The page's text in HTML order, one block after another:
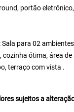
portão
Sala para 02
cozinha ótima, área de
terraço com vista .
sujeitos a